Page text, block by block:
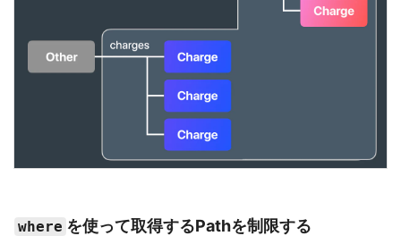
where を使って取得するPathを制限する